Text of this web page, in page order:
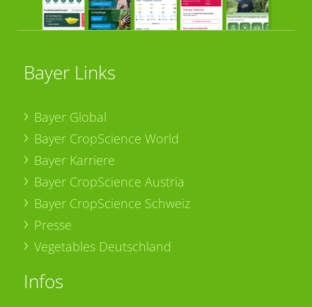
Bayer Links
Bayer Global
Bayer CropScience World
Bayer Karriere
Bayer CropScience Austria
Bayer CropScience Schweiz
Presse
Vegetables Deutschland
Infos